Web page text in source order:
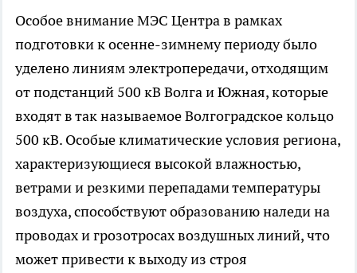
Особое внимание МЭС Центра в рамках
подготовки к осенне-зимнему периоду было
уделено линиям электропередачи, отходящим
от подстанций 500 кВ Волга и Южная, которые
входят в так называемое Волгоградское кольцо
500 кВ. Особые климатические условия региона,
характеризующиеся высокой влажностью,
ветрами и резкими перепадами температуры
воздуха, способствуют образованию наледи на
проводах и грозотросах воздушных линий, что
может привести к выходу из строя